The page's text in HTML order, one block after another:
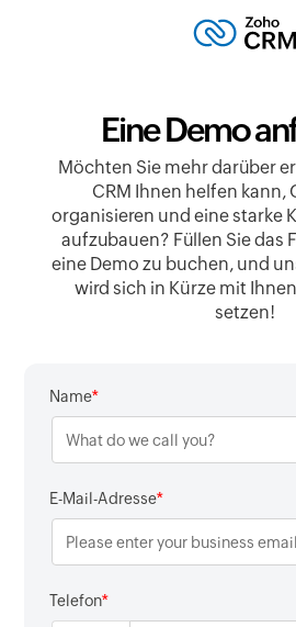
Eine Demo
Möchten Sie mehr darüber
CRM Ihnen helfen kann,
organisieren und eine starke
aufzubauen? Füllen Sie das
eine Demo zu buchen, und
wird sich in Kürze mit
setzen!
Name*
E-Mail-Adresse*
Telefon*